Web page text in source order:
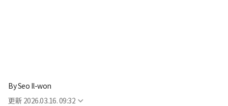
BySeo Il-won
更新 2026.03.16. 09:32